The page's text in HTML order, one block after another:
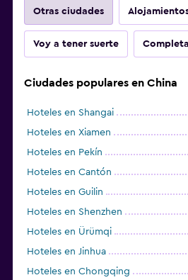
Otras ciudades
Voy a tener suerte
Ciudades populares en China
Hoteles en Shangai
Hoteles en Xiamen
Hoteles en Pekín
Hoteles en Cantón
Hoteles en Guilin
Hoteles en Shenzhen
Hoteles en Ürümqi
Hoteles en Jinhua
Hoteles en Chongqing